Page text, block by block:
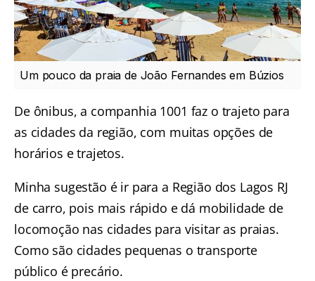
Um pouco da praia de João Fernandes em Búzios
De ônibus, a companhia 1001 faz o trajeto para
as cidades da região, com muitas opções de
horários e trajetos.
Minha sugestão é ir para a Região dos Lagos RJ
de carro, pois mais rápido e dá mobilidade de
locomoção nas cidades para visitar as praias.
Como são cidades pequenas o transporte
público é precário.